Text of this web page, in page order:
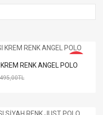
-0%
RENK ANGEL POLO
495,00TL